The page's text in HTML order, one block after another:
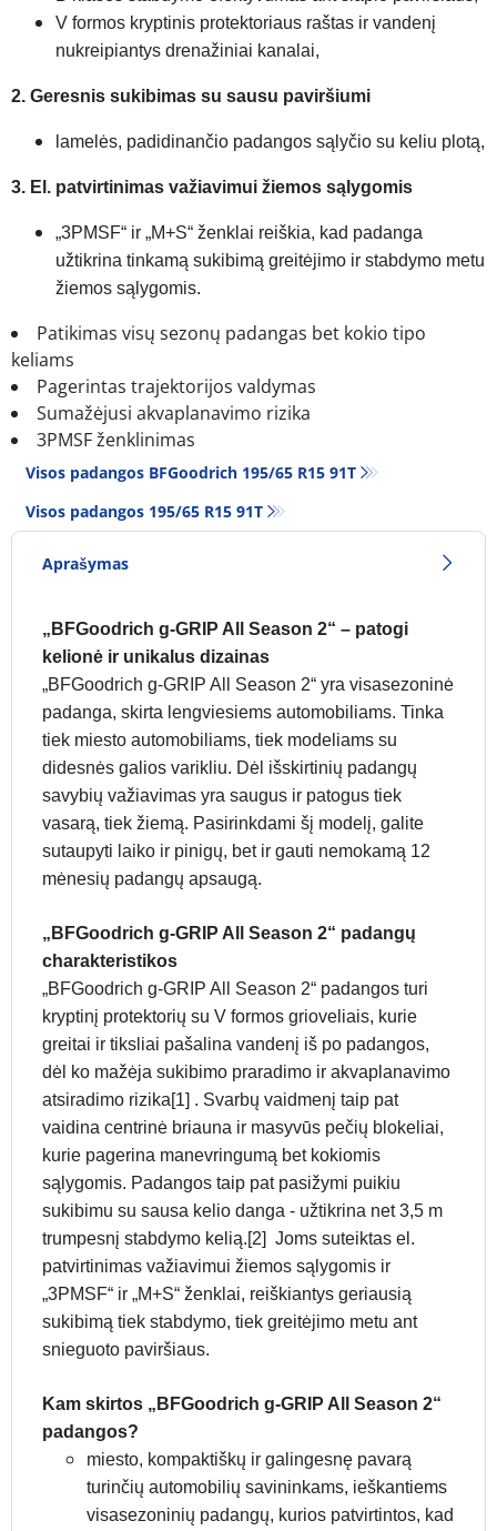
V formos kryptinis protektoriaus raštas ir vandenį
nukreipiantys drenažiniai kanalai,
2. Geresnis sukibimas su sausu paviršiumi
lamelės, padidinančio padangos sąlyčio su keliu plotą,
3. El. patvirtinimas važiavimui žiemos sąlygomis
„3PMSF“ ir „M+S“ ženklai reiškia, kad padanga
užtikrina tinkamą sukibimą greitėjimo ir stabdymo metu
žiemos sąlygomis.
Patikimas visų sezonų padangas bet kokio tipo
keliams
Pagerintas trajektorijos valdymas
Sumažėjusi akvaplanavimo rizika
3PMSF ženklinimas
Visos padangos BFGoodrich 195/65 R15 91T
Visos padangos‎ 195/65 R15 91T
Aprašymas
„BFGoodrich g-GRIP All Season 2“ – patogi
kelionė ir unikalus dizainas
„BFGoodrich g-GRIP All Season 2“ yra visasezoninė
padanga, skirta lengviesiems automobiliams. Tinka
tiek miesto automobiliams, tiek modeliams su
didesnės galios varikliu. Dėl išskirtinių padangų
savybių važiavimas yra saugus ir patogus tiek
vasarą, tiek žiemą. Pasirinkdami šį modelį, galite
sutaupyti laiko ir pinigų, bet ir gauti nemokamą 12
mėnesių padangų apsaugą.
„BFGoodrich g-GRIP All Season 2“ padangų
charakteristikos
„BFGoodrich g-GRIP All Season 2“ padangos turi
kryptinį protektorių su V formos grioveliais, kurie
greitai ir tiksliai pašalina vandenį iš po padangos,
dėl ko mažėja sukibimo praradimo ir akvaplanavimo
atsiradimo rizika[1] . Svarbų vaidmenį taip pat
vaidina centrinė briauna ir masyvūs pečių blokeliai,
kurie pagerina manevringumą bet kokiomis
sąlygomis. Padangos taip pat pasižymi puikiu
sukibimu su sausa kelio danga - užtikrina net 3,5 m
trumpesnį stabdymo kelią.[2] Joms suteiktas el.
patvirtinimas važiavimui žiemos sąlygomis ir
„3PMSF“ ir „M+S“ ženklai, reiškiantys geriausią
sukibimą tiek stabdymo, tiek greitėjimo metu ant
snieguoto paviršiaus.
Kam skirtos „BFGoodrich g-GRIP All Season 2“
padangos?
miesto, kompaktiškų ir galingesnę pavarą
turinčių automobilių savininkams, ieškantiems
visasezoninių padangų, kurios patvirtintos, kad